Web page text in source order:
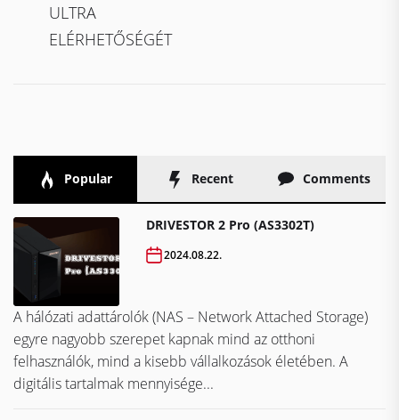
ULTRA
ELÉRHETŐSÉGÉT
Popular Recent Comments
DRIVESTOR 2 Pro (AS3302T)
2024.08.22.
A hálózati adattárolók (NAS – Network Attached Storage)
egyre nagyobb szerepet kapnak mind az otthoni
felhasználók, mind a kisebb vállalkozások életében. A
digitális tartalmak mennyisége...